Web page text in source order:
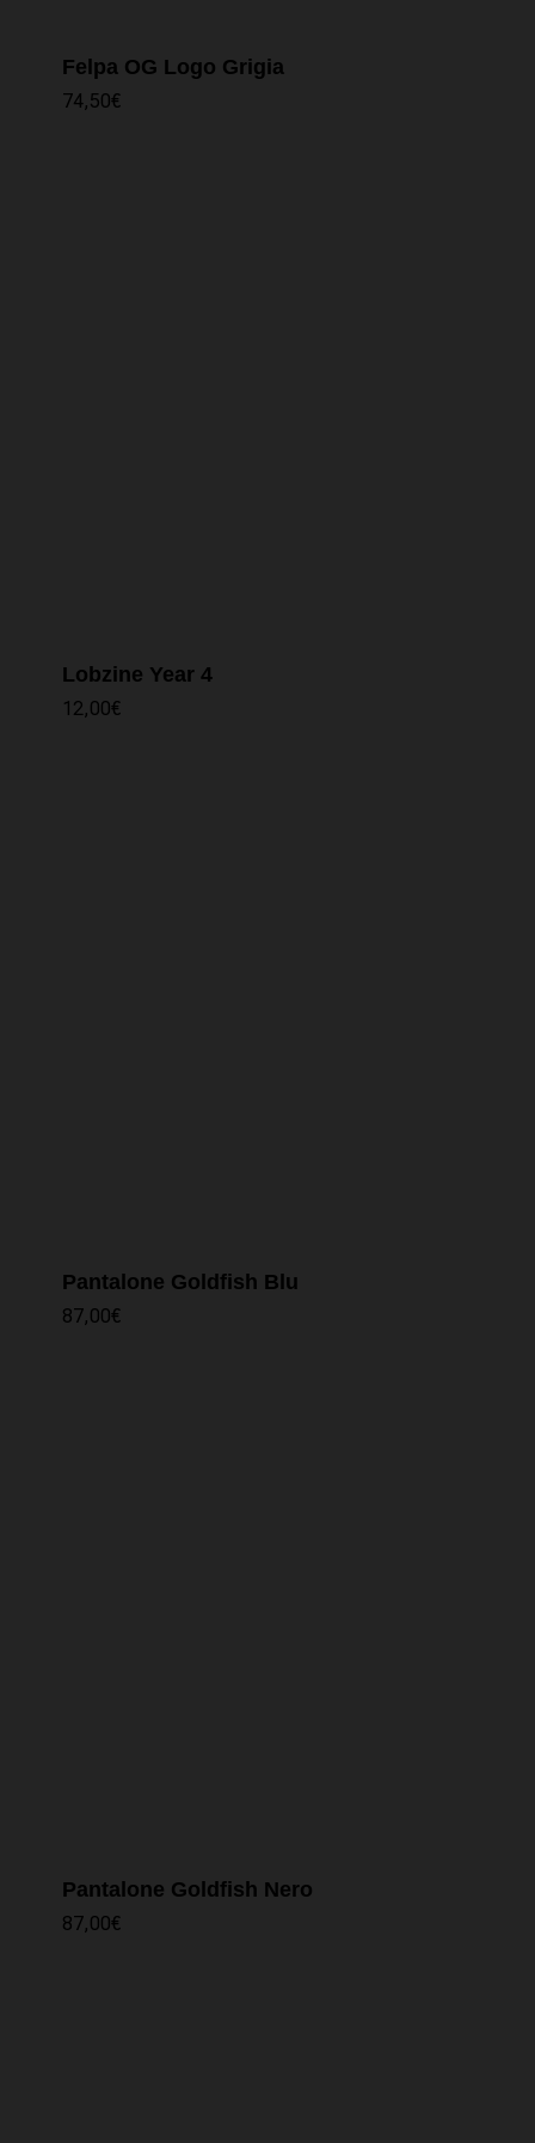
Felpa OG Logo Grigia
74,50€
Lobzine Year 4
12,00€
Pantalone Goldfish Blu
87,00€
Pantalone Goldfish Nero
87,00€